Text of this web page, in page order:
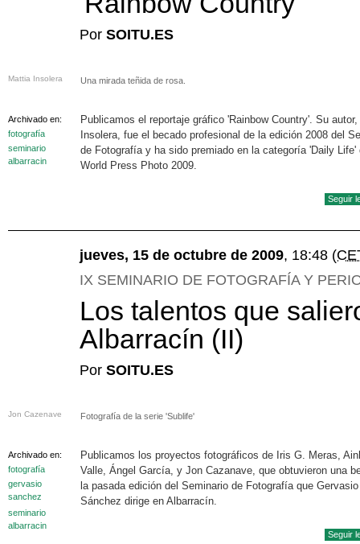
Por SOITU.ES
Mattia Insolera Una mirada teñida de rosa.
Archivado en:
fotografía
seminario
albarracin
Publicamos el reportaje gráfico 'Rainbow Country'. Su
Insolera, fue el becado profesional de la edición 2008 del
de Fotografía y ha sido premiado en la categoría 'Daily Life'
World Press Photo 2009.
Seguir
jueves, 15 de octubre de 2009, 18:48
IX SEMINARIO DE FOTOGRAFÍA Y
Los talentos que
Albarracín (II)
Por SOITU.ES
Jon Cazenave Fotografía de la serie 'Sublife'
Archivado en:
fotografía
gervasio
sanchez
seminario
albarracin
Publicamos los proyectos fotográficos de Iris G. Meras,
Valle, Ángel García, y Jon Cazanave, que obtuvieron una
la pasada edición del Seminario de Fotografía que Gervasio
Sánchez dirige en Albarracín.
Seguir